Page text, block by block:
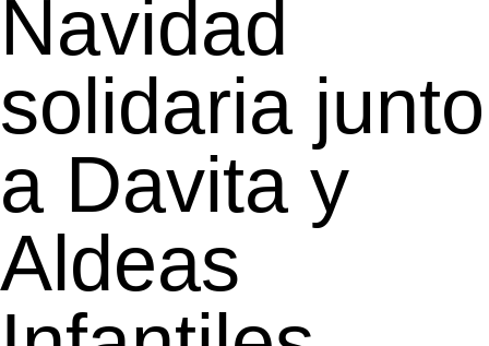
Navidad
solidaria junto
a Davita y
Aldeas